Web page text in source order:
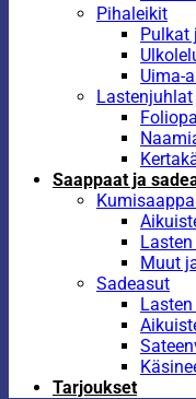
Pihaleikit
Pulkat
Uima-
Lastenjuhlat
Saappaat ja
Muut
Sadeasut
Tarjoukset